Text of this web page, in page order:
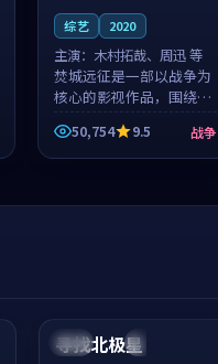
综艺 2020
主演： 木村拓哉、周迅 等
焚城远征是一部以战争为
核心的影视作品，围绕危
机、反转与人物成长展
开，整体节奏紧凑，值得
推荐观看。
50,754 9.5 战争
中国 4K
99:18
寻找北极星